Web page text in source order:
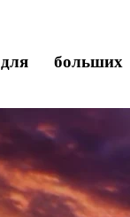
больших